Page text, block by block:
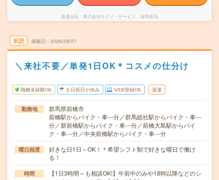
派遣会社 株式会社テクノ・サービス 採用担当
未読 掲載日 2026/08/07
＼来社不要／単発1日OK＊コスメの仕分け
職種未経験OK 土日祝日が休み WEB登録OK 派遣
勤務地
群馬県前橋市
前橋駅からバイク・車---分／群馬総社駅からバイク・車---
分／新前橋駅からバイク・車---分／前橋大島駅からバイ
ク・車---分／中央前橋駅からバイク・車---分
曜日頻度
好きな日1日～OK！＊希望シフト制で好きな曜日で働け
る！
時間
【1日3時間～も相談OK!】午前中のみや18時以降などのシ